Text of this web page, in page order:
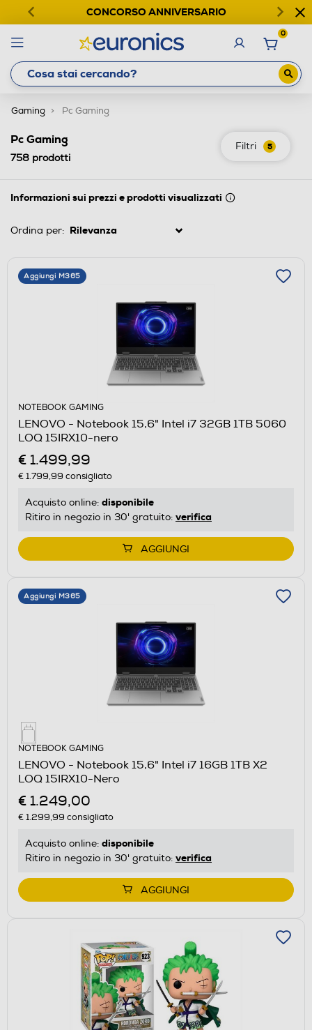
CONCORSO ANNIVERSARIO
0
Gaming Pc Gaming
Filtri 5
Pc Gaming
758 prodotti
Informazioni sui prezzi e prodotti visualizzati
Ordina per:
Aggiungi M365
NOTEBOOK GAMING
LENOVO - Notebook 15,6" Intel i7 32GB 1TB 5060
LOQ 15IRX10-nero
€ 1.499,99
€ 1.799,99 consigliato
Acquisto online: disponibile
Ritiro in negozio in 30' gratuito: verifica
AGGIUNGI
Aggiungi M365
NOTEBOOK GAMING
LENOVO - Notebook 15,6" Intel i7 16GB 1TB X2
LOQ 15IRX10-Nero
€ 1.249,00
€ 1.299,99 consigliato
Acquisto online: disponibile
Ritiro in negozio in 30' gratuito: verifica
AGGIUNGI